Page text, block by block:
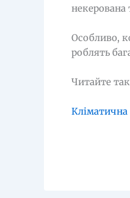
некерована
Особливо,
роблять
Читайте
Кліматична